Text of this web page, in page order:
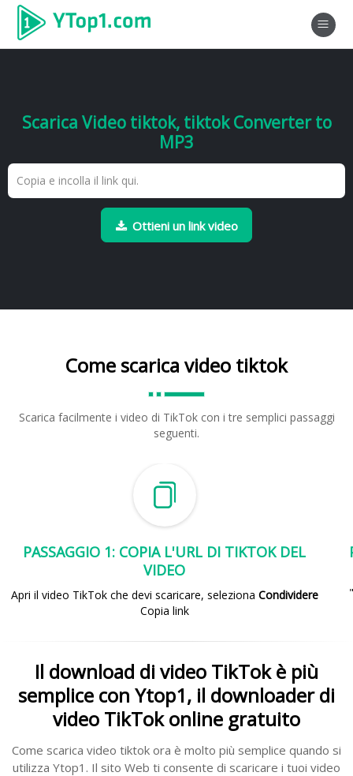
Scarica Video tiktok, tiktok Converter to
MP3
Ottieni un link video
Come scarica video tiktok
Scarica facilmente i video di TikTok con i tre semplici passaggi
seguenti.
PASSAGGIO 1: COPIA L'URL DI TIKTOK DEL
VIDEO
Apri il video TikTok che devi scaricare, seleziona Condividere
Copia link
"
Il download di video TikTok è più
semplice con Ytop1, il downloader di
video TikTok online gratuito
Come scarica video tiktok ora è molto più semplice quando si
utilizza Ytop1. Il sito Web ti consente di scaricare i tuoi video